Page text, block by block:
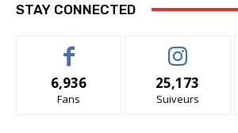
STAY CONNECTED
6,936
Fans
25,173
Suiveurs